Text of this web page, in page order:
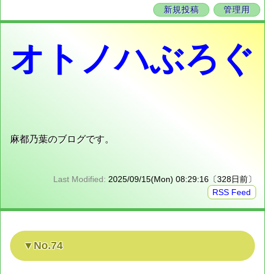
新規投稿 管理用
オトノハぶろぐ
麻都乃葉のブログです。
Last Modified: 2025/09/15(Mon) 08:29:16〔328日前〕
RSS Feed
No.74